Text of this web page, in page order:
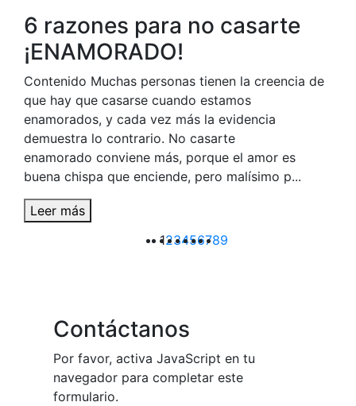
6 razones para no casarte
¡ENAMORADO!
Contenido Muchas personas tienen la creencia de
que hay que casarse cuando estamos
enamorados, y cada vez más la evidencia
demuestra lo contrario. No casarte
enamorado conviene más, porque el amor es
buena chispa que enciende, pero malísimo p...
Leer más
123456789
Contáctanos
Por favor, activa JavaScript en tu
navegador para completar este
formulario.